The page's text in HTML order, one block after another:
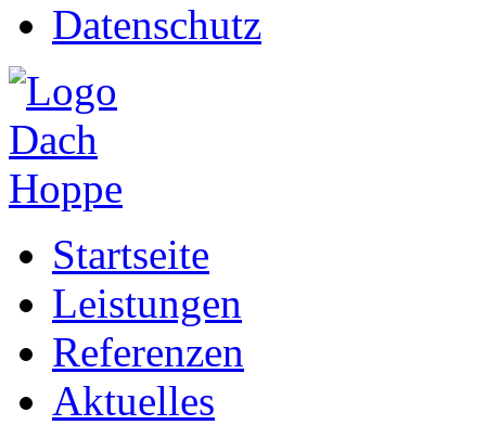
Datenschutz
Startseite
Leistungen
Referenzen
Aktuelles